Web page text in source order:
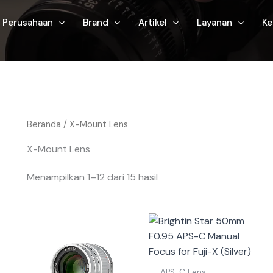
Perusahaan Brand Artikel Layanan
Beranda / X-Mount Lens
X-Mount Lens
Menampilkan 1–12 dari 15 hasil